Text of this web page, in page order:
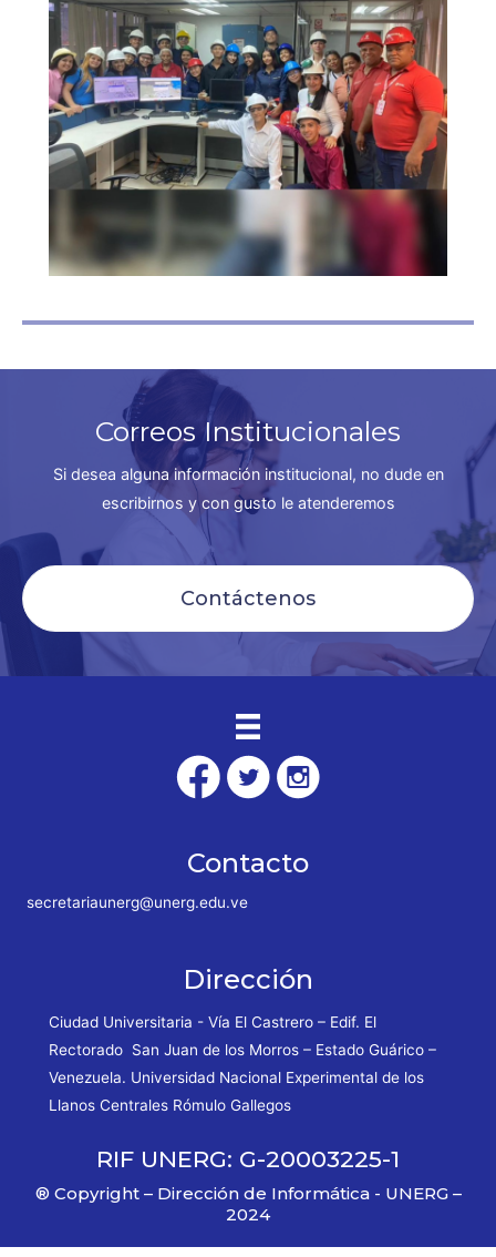
Correos Institucionales
Si desea alguna información institucional, no dude en
escribirnos y con gusto le atenderemos
Contáctenos
Contacto
secretariaunerg@unerg.edu.ve
Dirección
Ciudad Universitaria - Vía El Castrero – Edif. El
Rectorado San Juan de los Morros – Estado Guárico –
Venezuela. Universidad Nacional Experimental de los
Llanos Centrales Rómulo Gallegos
RIF UNERG: G-20003225-1
® Copyright – Dirección de Informática - UNERG –
2024